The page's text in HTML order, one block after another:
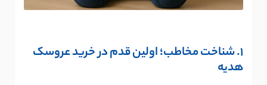
1. شناخت مخاطب؛ اولین قدم در خرید عروسک
هدیه